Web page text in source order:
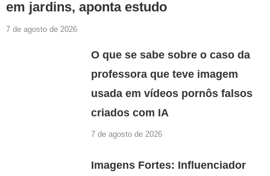
em jardins, aponta estudo
7 de agosto de 2026
O que se sabe sobre o caso da
professora que teve imagem
usada em vídeos pornôs falsos
criados com IA
7 de agosto de 2026
Imagens Fortes: Influenciador